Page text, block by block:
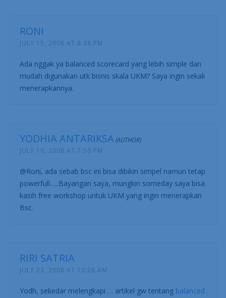
salam hangat dr dunia cappuccino. kalo sempat mampir
ya mas..
Ada nggak ya balanced scorecard yang lebih simple dan
mudah digunakan utk bisnis skala UKM? Saya ingin sekali
menerapkannya.
YODHIA ANTARIKSA
powerfull…..Bayangan saya, mungkin someday saya bisa
kasih free workshop untuk UKM yang ingin menerapkan
Bsc.